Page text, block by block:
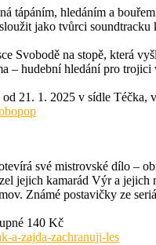
tápáním, hledáním a
jako tvůrci
Svobodě na stopě, která
– hudební hledání pro
21. 1. 2025 v sídle Téčka,
své mistrovské dílo –
jejich kamarád Výr a
Známé postavičky ze
140 Kč
a-zajda-zachranuji-les